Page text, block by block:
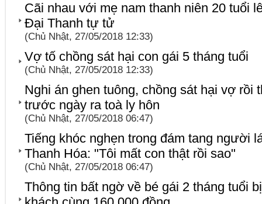
Cãi nhau với mẹ nam thanh niên 20 tuổi
Đại Thanh tự tử
(Chủ Nhật, 27/05/2018 12:33)
Vợ tố chồng sát hại con gái 5 tháng tuổi
(Chủ Nhật, 27/05/2018 12:33)
Nghi án ghen tuông, chồng sát hại vợ rồi
trước ngày ra toà ly hôn
(Chủ Nhật, 27/05/2018 06:47)
Tiếng khóc nghẹn trong đám tang người
Thanh Hóa: "Tôi mất con thật rồi sao"
(Chủ Nhật, 27/05/2018 06:47)
Thông tin bất ngờ về bé gái 2 tháng tuổi